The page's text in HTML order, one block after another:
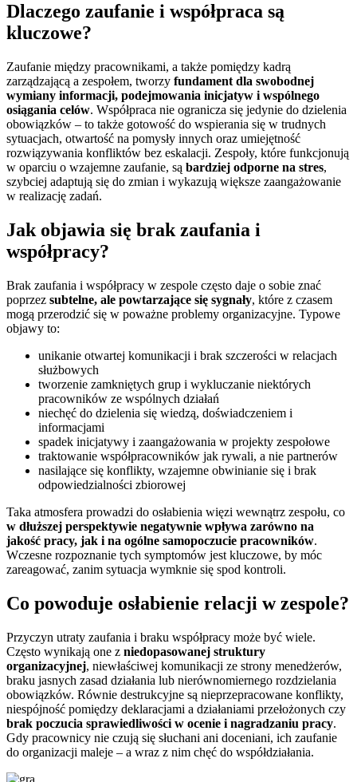
Dlaczego zaufanie i współpraca są
kluczowe?
Zaufanie między pracownikami, a także pomiędzy kadrą
zarządzającą a zespołem, tworzy fundament dla swobodnej
wymiany informacji, podejmowania inicjatyw i wspólnego
osiągania celów. Współpraca nie ogranicza się jedynie do dzielenia
obowiązków – to także gotowość do wspierania się w trudnych
sytuacjach, otwartość na pomysły innych oraz umiejętność
rozwiązywania konfliktów bez eskalacji. Zespoły, które funkcjonują
w oparciu o wzajemne zaufanie, są bardziej odporne na stres,
szybciej adaptują się do zmian i wykazują większe zaangażowanie
w realizację zadań.
Jak objawia się brak zaufania i
współpracy?
Brak zaufania i współpracy w zespole często daje o sobie znać
poprzez subtelne, ale powtarzające się sygnały, które z czasem
mogą przerodzić się w poważne problemy organizacyjne. Typowe
objawy to:
unikanie otwartej komunikacji i brak szczerości w relacjach
służbowych
tworzenie zamkniętych grup i wykluczanie niektórych
pracowników ze wspólnych działań
niechęć do dzielenia się wiedzą, doświadczeniem i
informacjami
spadek inicjatywy i zaangażowania w projekty zespołowe
traktowanie współpracowników jak rywali, a nie partnerów
nasilające się konflikty, wzajemne obwinianie się i brak
odpowiedzialności zbiorowej
Taka atmosfera prowadzi do osłabienia więzi wewnątrz zespołu, co
w dłuższej perspektywie negatywnie wpływa zarówno na
jakość pracy, jak i na ogólne samopoczucie pracowników.
Wczesne rozpoznanie tych symptomów jest kluczowe, by móc
zareagować, zanim sytuacja wymknie się spod kontroli.
Co powoduje osłabienie relacji w zespole?
Przyczyn utraty zaufania i braku współpracy może być wiele.
Często wynikają one z niedopasowanej struktury
organizacyjnej, niewłaściwej komunikacji ze strony menedżerów,
braku jasnych zasad działania lub nierównomiernego rozdzielania
obowiązków. Równie destrukcyjne są nieprzepracowane konflikty,
niespójność pomiędzy deklaracjami a działaniami przełożonych czy
brak poczucia sprawiedliwości w ocenie i nagradzaniu pracy.
Gdy pracownicy nie czują się słuchani ani doceniani, ich zaufanie
do organizacji maleje – a wraz z nim chęć do współdziałania.